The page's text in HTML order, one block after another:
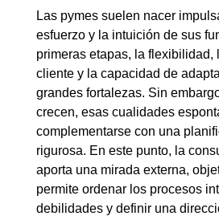
Las pymes suelen nacer
esfuerzo y la intuición de sus
primeras etapas, la flexibilidad,
cliente y la capacidad de
grandes fortalezas. Sin
crecen, esas cualidades
complementarse con una
rigurosa. En este punto, la
aporta una mirada externa,
permite ordenar los procesos
debilidades y definir una